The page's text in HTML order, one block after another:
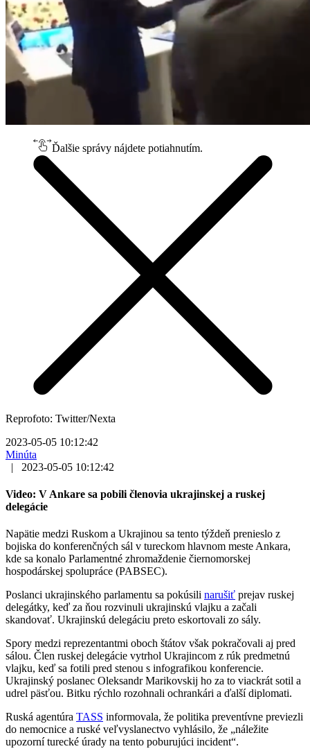
Ďalšie správy nájdete potiahnutím.
Reprofoto: Twitter/Nexta
2023-05-05 10:12:42
Minúta
|
2023-05-05 10:12:42
Video: V Ankare sa pobili členovia ukrajinskej a ruskej
delegácie
Napätie medzi Ruskom a Ukrajinou sa tento týždeň prenieslo z
bojiska do konferenčných sál v tureckom hlavnom meste Ankara,
kde sa konalo Parlamentné zhromaždenie čiernomorskej
hospodárskej spolupráce (PABSEC).
Poslanci ukrajinského parlamentu sa pokúsili narušiť prejav ruskej
delegátky, keď za ňou rozvinuli ukrajinskú vlajku a začali
skandovať. Ukrajinskú delegáciu preto eskortovali zo sály.
Spory medzi reprezentantmi oboch štátov však pokračovali aj pred
sálou. Člen ruskej delegácie vytrhol Ukrajincom z rúk predmetnú
vlajku, keď sa fotili pred stenou s infografikou konferencie.
Ukrajinský poslanec Oleksandr Marikovskij ho za to viackrát sotil a
udrel päsťou. Bitku rýchlo rozohnali ochrankári a ďalší diplomati.
Ruská agentúra TASS informovala, že politika preventívne previezli
do nemocnice a ruské veľvyslanectvo vyhlásilo, že „náležite
upozorní turecké úrady na tento poburujúci incident“.